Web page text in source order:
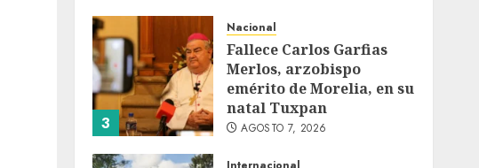
3
Nacional
Fallece Carlos Garfias
Merlos, arzobispo
emérito de Morelia, en su
natal Tuxpan
AGOSTO 7, 2026